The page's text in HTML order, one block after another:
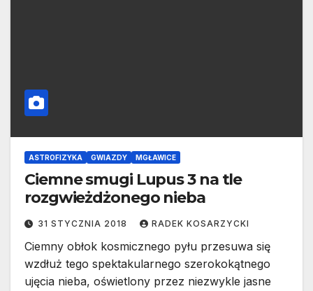
ASTROFIZYKA GWIAZDY MGŁAWICE
Ciemne smugi Lupus 3 na tle
rozgwieżdżonego nieba
31 STYCZNIA 2018 RADEK KOSARZYCKI
Ciemny obłok kosmicznego pyłu przesuwa się
wzdłuż tego spektakularnego szerokokątnego
ujęcia nieba, oświetlony przez niezwykle jasne